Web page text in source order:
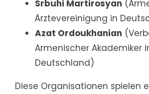
Srbuhi Martirosyan
Ärztevereinigung in
Azat Ordoukhanian
Armenischer Akademiker
Deutschland)
Diese Organisationen spielen